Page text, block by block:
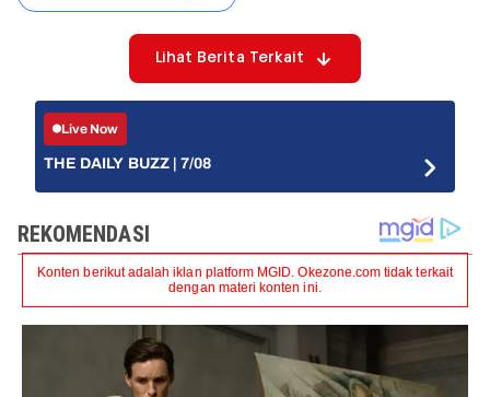
Lihat Berita Terkait
Live Now
THE DAILY BUZZ | 7/08